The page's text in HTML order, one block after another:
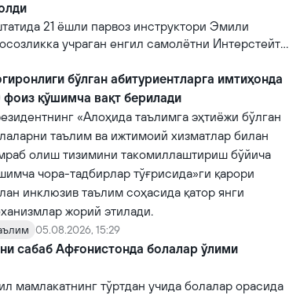
21 ёшли парвоз инструктори Эмили
учраган енгил самолётни Интерстейт
муваффақиятли қўндириб, эҳтимолий йирик
бўлган абитуриентларга имтиҳонда
фоиз қўшимча вақт берилади
«Алоҳида таълимга эҳтиёжи бўлган
таълим ва ижтимоий хизматлар билан
олиш тизимини такомиллаштириш бўйича
чора-тадбирлар тўғрисида»ги қарори
инклюзив таълим соҳасида қатор янги
жорий этилади.
05.08.2026, 15:29
сабаб Афғонистонда болалар ўлими
мамлакатнинг тўртдан учида болалар орасида